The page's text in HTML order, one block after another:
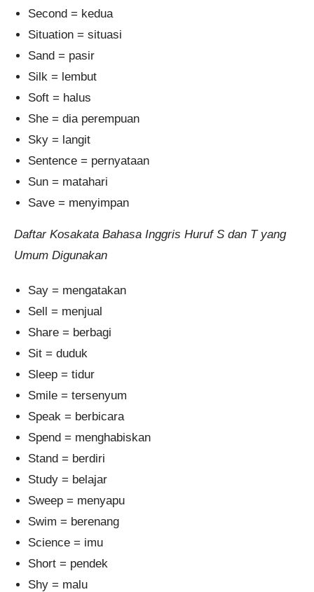
Second = kedua
Situation = situasi
Sand = pasir
Silk = lembut
Soft = halus
She = dia perempuan
Sky = langit
Sentence = pernyataan
Sun = matahari
Save = menyimpan
Daftar Kosakata Bahasa Inggris Huruf S dan T yang
Umum Digunakan
Say = mengatakan
Sell = menjual
Share = berbagi
Sit = duduk
Sleep = tidur
Smile = tersenyum
Speak = berbicara
Spend = menghabiskan
Stand = berdiri
Study = belajar
Sweep = menyapu
Swim = berenang
Science = imu
Short = pendek
Shy = malu